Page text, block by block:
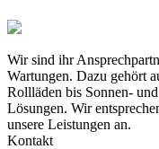
Wir sind ihr
Wartungen. Dazu gehört
Rollläden bis Sonnen-
Lösungen. Wir
unsere Leistungen an.
Kontakt